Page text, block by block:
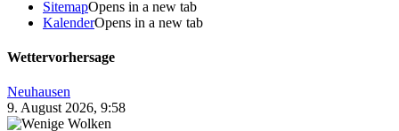
SitemapOpens in a new tab
KalenderOpens in a new tab
Wettervorhersage
Neuhausen
9. August 2026, 9:58